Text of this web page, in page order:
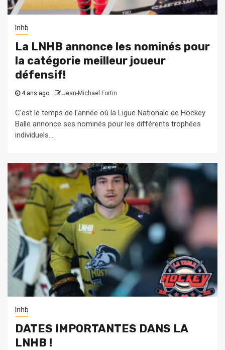
lnhb
La LNHB annonce les nominés pour
la catégorie meilleur joueur
défensif!
4 ans ago Jean-Michael Fortin
C'est le temps de l'année où la Ligue Nationale de Hockey
Balle annonce ses nominés pour les différents trophées
individuels....
lnhb
DATES IMPORTANTES DANS LA
LNHB !